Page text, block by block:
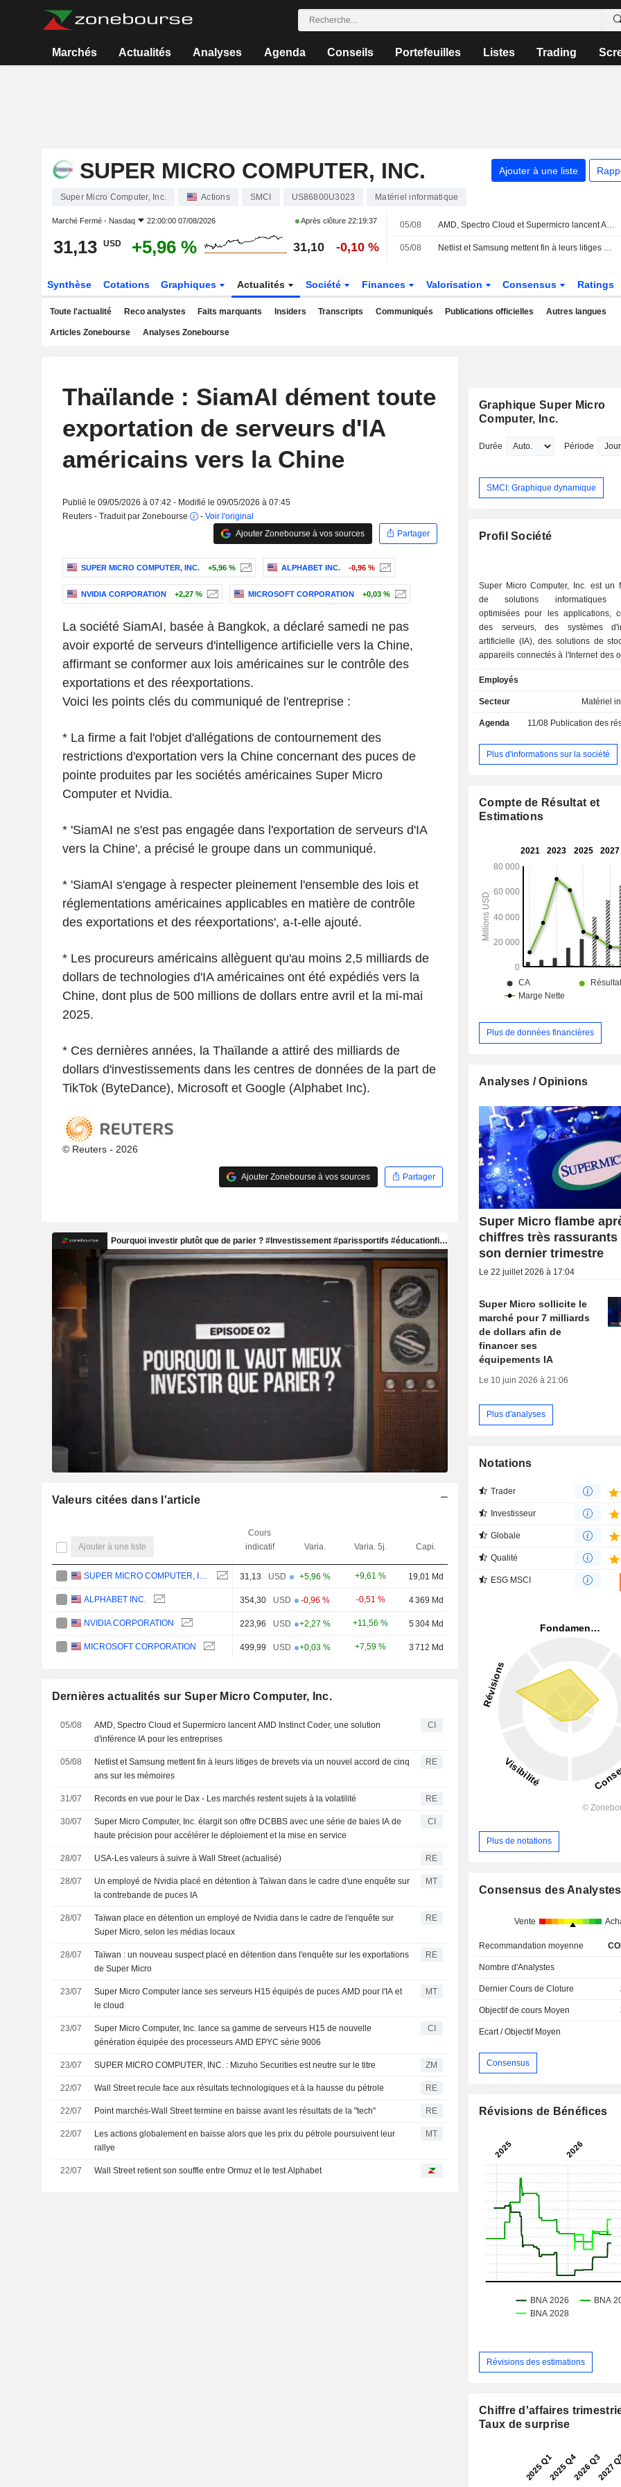
Marchés Actualités Analyses Agenda Conseils Portefeuilles Listes Trading
SUPER MICRO COMPUTER, INC. Ajouter à une liste
Super Micro Computer, Inc. Actions SMCI US86800U3023 Matériel informatique
Marché Fermé - Nasdaq 22:00:00 07/08/2026 Après clôture 22:19:37
31,13 USD +5,96 % 31,10 -0,10 %
05/08 AMD, Spectro Cloud et Supermicro lancent AMD Instinct Coder, une solution d'inférence IA pour les entreprises
05/08 Netlist et Samsung mettent fin à leurs litiges de brevets via un nouvel accord de cinq ans sur les mémoires
Synthèse Cotations Graphiques Actualités Société Finances Valorisation Consensus Ratings
Toute l'actualité Reco analystes Faits marquants Insiders Transcripts Communiqués Publications officielles Autres langues
Articles Zonebourse Analyses Zonebourse
Thaïlande : SiamAI dément toute
exportation de serveurs d'IA
américains vers la Chine
Publié le 09/05/2026 à 07:42 - Modifié le 09/05/2026 à 07:45
Reuters - Traduit par Zonebourse
- Voir l'original
Ajouter Zonebourse à vos sources
Partager
SUPER MICRO COMPUTER, INC. +5,96 % ALPHABET INC. -0,96 %
NVIDIA CORPORATION +2,27 % MICROSOFT CORPORATION +0,03 %
La société SiamAI, basée à Bangkok, a déclaré samedi ne pas
avoir exporté de serveurs d'intelligence artificielle vers la Chine,
affirmant se conformer aux lois américaines sur le contrôle des
exportations et des réexportations.
Voici les points clés du communiqué de l'entreprise :
* La firme a fait l'objet d'allégations de contournement des
restrictions d'exportation vers la Chine concernant des puces de
pointe produites par les sociétés américaines Super Micro
Computer et Nvidia.
* 'SiamAI ne s'est pas engagée dans l'exportation de serveurs d'IA
vers la Chine', a précisé le groupe dans un communiqué.
* 'SiamAI s'engage à respecter pleinement l'ensemble des lois et
réglementations américaines applicables en matière de contrôle
des exportations et des réexportations', a-t-elle ajouté.
* Les procureurs américains allèguent qu'au moins 2,5 milliards de
dollars de technologies d'IA américaines ont été expédiés vers la
Chine, dont plus de 500 millions de dollars entre avril et la mi-mai
2025.
* Ces dernières années, la Thaïlande a attiré des milliards de
dollars d'investissements dans les centres de données de la part de
TikTok (ByteDance), Microsoft et Google (Alphabet Inc).
© Reuters - 2026
Ajouter Zonebourse à vos sources Partager
Valeurs citées dans l'article
Ajouter à une liste
Cours
indicatif
Varia. Varia. 5j. Capi.
SUPER MICRO COMPUTER, INC. 31,13 USD +5,96 % +9,61 % 19,01 Md
ALPHABET INC. 354,30 USD -0,96 % -0,51 % 4 369 Md
NVIDIA CORPORATION 223,96 USD +2,27 % +11,56 % 5 304 Md
MICROSOFT CORPORATION 499,99 USD +0,03 % +7,59 % 3 712 Md
Dernières actualités sur Super Micro Computer, Inc.
05/08
AMD, Spectro Cloud et Supermicro lancent AMD Instinct Coder, une solution
d'inférence IA pour les entreprises
CI
05/08
Netlist et Samsung mettent fin à leurs litiges de brevets via un nouvel accord de cinq
ans sur les mémoires
RE
31/07 Records en vue pour le Dax - Les marchés restent sujets à la volatilité RE
30/07
Super Micro Computer, Inc. élargit son offre DCBBS avec une série de baies IA de
haute précision pour accélérer le déploiement et la mise en service
CI
28/07 USA-Les valeurs à suivre à Wall Street (actualisé) RE
28/07
Un employé de Nvidia placé en détention à Taïwan dans le cadre d'une enquête sur
la contrebande de puces IA
MT
28/07
Taïwan place en détention un employé de Nvidia dans le cadre de l'enquête sur
Super Micro, selon les médias locaux
RE
28/07
Taïwan : un nouveau suspect placé en détention dans l'enquête sur les exportations
de Super Micro
RE
23/07
Super Micro Computer lance ses serveurs H15 équipés de puces AMD pour l'IA et
le cloud
MT
23/07
Super Micro Computer, Inc. lance sa gamme de serveurs H15 de nouvelle
génération équipée des processeurs AMD EPYC série 9006
CI
23/07 SUPER MICRO COMPUTER, INC. : Mizuho Securities est neutre sur le titre ZM
22/07 Wall Street recule face aux résultats technologiques et à la hausse du pétrole RE
22/07 Point marchés-Wall Street termine en baisse avant les résultats de la "tech" RE
22/07
Les actions globalement en baisse alors que les prix du pétrole poursuivent leur
rallye
MT
22/07 Wall Street retient son souffle entre Ormuz et le test Alphabet
Graphique Super Micro
Computer, Inc.
Durée Période
SMCI: Graphique dynamique
Profil Société
Super Micro Computer, Inc. est un
de solutions informatiques
optimisées pour les applications,
des serveurs, des systèmes
artificielle (IA), des solutions de
appareils connectés à l'Internet des
d'assistance. Ces solutions
complètes comprennent des serveurs
modulaires, des stations de travail,
réseau, des sous-systèmes de
gestion des serveurs. Ses produits
modulaires de serveurs de la
aux clients d’optimiser leurs
applications spécifiques, en
une large gamme de systèmes
des modules flexibles et
société, qui prennent en charge un
complet de formats, de
mémoires, de GPU, de solutions de
de mise en réseau,
refroidissement (climatisation,
par air libre ou refroidissement par
Employés
Secteur Matériel
Agenda 11/08 Publication des résultats
Plus d'informations sur la société
Compte de Résultat et
Estimations
Plus de données financières
Analyses / Opinions
Super Micro flambe
chiffres très rassurants
son dernier trimestre
Le 22 juillet 2026 à 17:04
Super Micro sollicite le
marché pour 7 milliards
de dollars afin de
financer ses
équipements IA
Le 10 juin 2026 à 21:06
Plus d'analyses
Notations
Trader
Investisseur
Globale
Qualité
ESG MSCI
Plus de notations
Consensus des Analystes
Vente
Recommandation moyenne
Nombre d'Analystes
Dernier Cours de Cloture
Objectif de cours Moyen
Ecart / Objectif Moyen
Consensus
Révisions de Bénéfices
Révisions des estimations
Chiffre d'affaires
Taux de surprise